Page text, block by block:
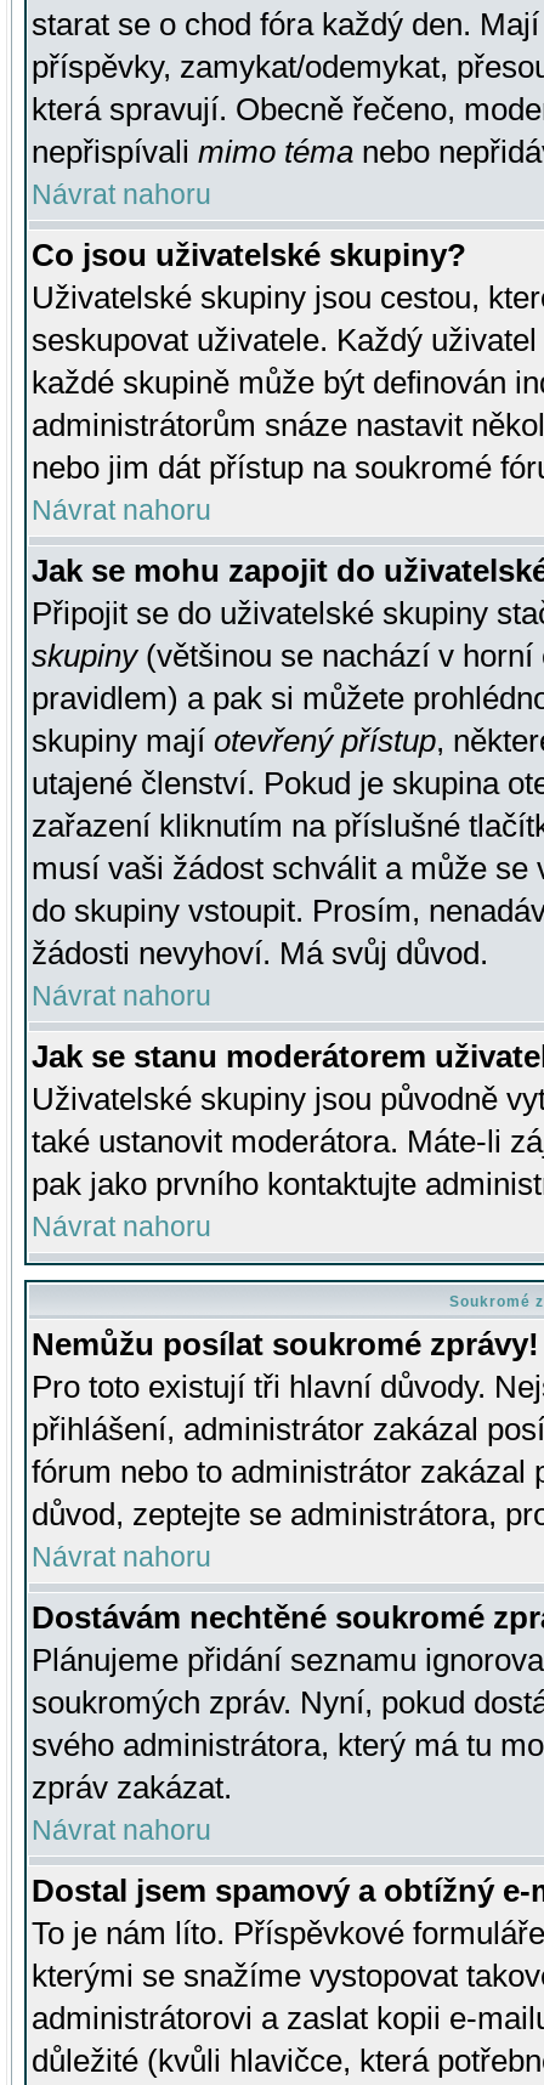
starat se o chod fóra každý den.
příspěvky, zamykat/odemykat,
která spravují. Obecně řečeno,
nepřispívali mimo téma nebo
Návrat nahoru
Co jsou uživatelské skupiny?
Uživatelské skupiny jsou cestou,
seskupovat uživatele. Každý
každé skupině může být definován
administrátorům snáze nastavit
nebo jim dát přístup na soukromé
Návrat nahoru
Jak se mohu zapojit do
Připojit se do uživatelské skupiny
skupiny(většinou se nachází v horní
pravidlem) a pak si můžete
skupiny mají otevřený přístup,
utajené členství. Pokud je skupina
zařazení kliknutím na příslušné
musí vaši žádost schválit a může se
do skupiny vstoupit. Prosím,
žádosti nevyhoví. Má svůj důvod.
Návrat nahoru
Jak se stanu moderátorem
Uživatelské skupiny jsou původně
také ustanovit moderátora. Máte-li
pak jako prvního kontaktujte
Návrat nahoru
Soukromé
Nemůžu posílat soukromé zprávy!
Pro toto existují tři hlavní důvody.
přihlášení, administrátor zakázal
fórum nebo to administrátor zakázal
důvod, zeptejte se administrátora,
Návrat nahoru
Dostávám nechtěné soukromé
Plánujeme přidání seznamu
soukromých zpráv. Nyní, pokud
svého administrátora, který má tu
zpráv zakázat.
Návrat nahoru
Dostal jsem spamový a obtížný
To je nám líto. Příspěvkové
kterými se snažíme vystopovat
administrátorovi a zaslat kopii e-
důležité (kvůli hlavičce, která